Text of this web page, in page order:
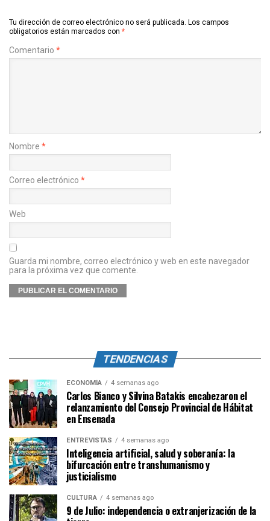
Tu dirección de correo electrónico no será publicada. Los campos
obligatorios están marcados con *
Comentario *
Nombre *
Correo electrónico *
Web
Guarda mi nombre, correo electrónico y web en este navegador
para la próxima vez que comente.
TENDENCIAS
ECONOMÍA 4 semanas ago
Carlos Bianco y Silvina Batakis encabezaron el
relanzamiento del Consejo Provincial de Hábitat
en Ensenada
ENTREVISTAS 4 semanas ago
Inteligencia artificial, salud y soberanía: la
bifurcación entre transhumanismo y
justicialismo
CULTURA 4 semanas ago
9 de Julio: independencia o extranjerización de la